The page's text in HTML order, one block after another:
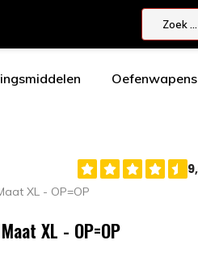
Oefenwapens
XL - OP=OP
XL - OP=OP